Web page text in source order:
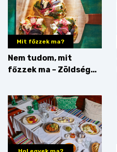
Mit főzzek ma?
Nem tudom, mit
főzzek ma – Zöldség